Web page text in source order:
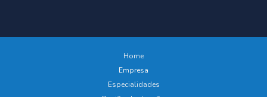
Home
Empresa
Especialidades